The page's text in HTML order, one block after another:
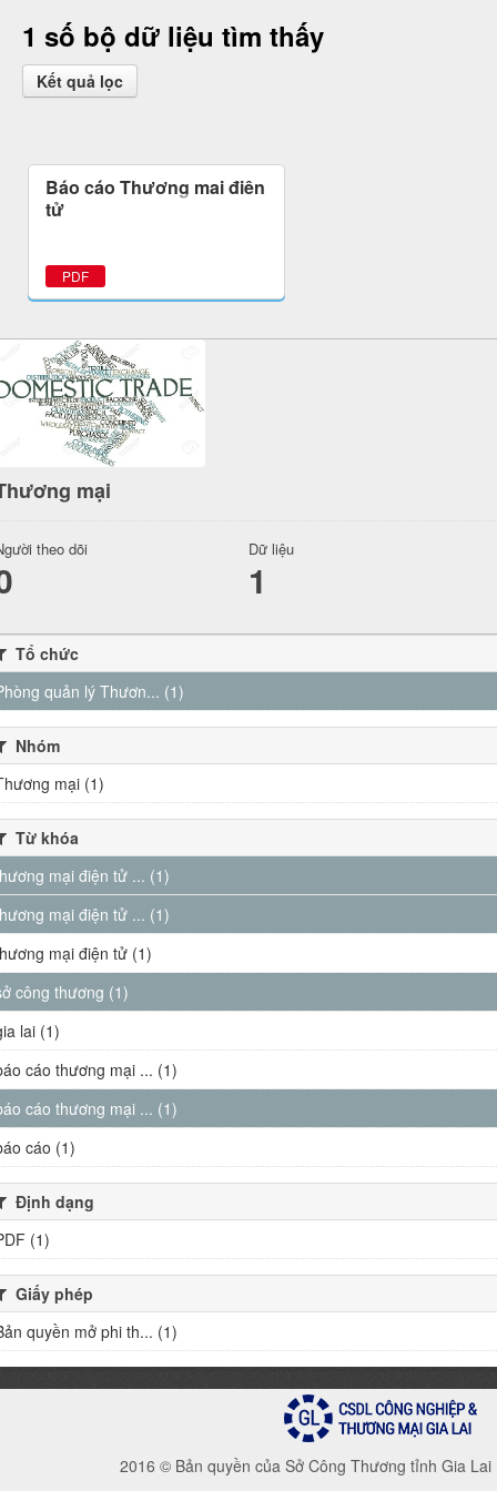
1 số bộ dữ liệu tìm thấy
Kết quả lọc
Báo cáo Thương mại điện
tử
PDF
mại
theo dõi Dữ liệu
1
Tổ chức
quản lý Thươn... (1)
Nhóm
mại (1)
Từ khóa
mại điện tử ... (1)
mại điện tử ... (1)
mại điện tử (1)
công thương (1)
lai (1)
cáo thương mại ... (1)
cáo thương mại ... (1)
cáo (1)
Định dạng
(1)
Giấy phép
quyền mở phi th... (1)
2016 © Bản quyền của Sở Công Thương tỉnh Gia Lai